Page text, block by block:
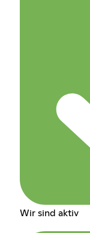
Wir sind aktiv